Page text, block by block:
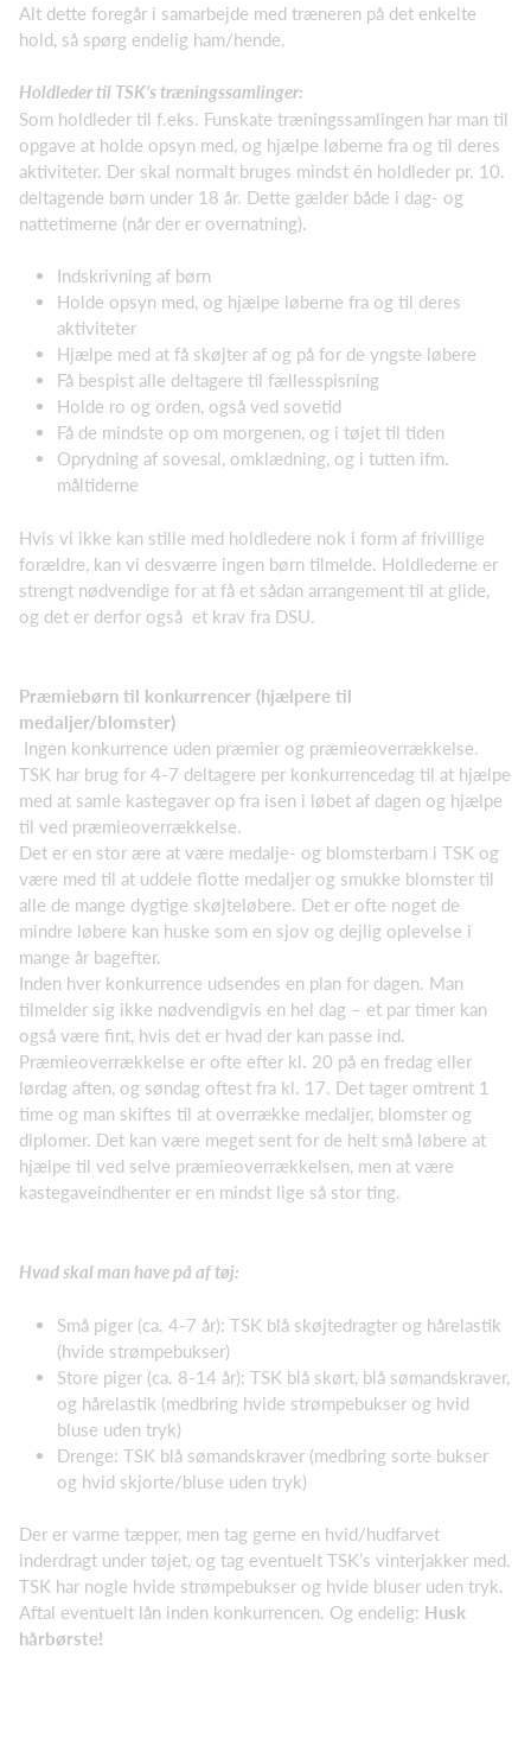
Alt dette foregår i samarbejde med træneren på det enkelte
hold, så spørg endelig ham/hende.
Holdleder til TSK’s træningssamlinger:
Som holdleder til f.eks. Funskate træningssamlingen har man til
opgave at holde opsyn med, og hjælpe løberne fra og til deres
aktiviteter. Der skal normalt bruges mindst én holdleder pr. 10.
deltagende børn under 18 år. Dette gælder både i dag- og
nattetimerne (når der er overnatning).
Indskrivning af børn
Holde opsyn med, og hjælpe løberne fra og til deres
aktiviteter
Hjælpe med at få skøjter af og på for de yngste løbere
Få bespist alle deltagere til fællesspisning
Holde ro og orden, også ved sovetid
Få de mindste op om morgenen, og i tøjet til tiden
Oprydning af sovesal, omklædning, og i tutten ifm.
måltiderne
Hvis vi ikke kan stille med holdledere nok i form af frivillige
forældre, kan vi desværre ingen børn tilmelde. Holdlederne er
strengt nødvendige for at få et sådan arrangement til at glide,
og det er derfor også et krav fra DSU.
Præmiebørn til konkurrencer (hjælpere til
medaljer/blomster)
Ingen konkurrence uden præmier og præmieoverrækkelse.
TSK har brug for 4-7 deltagere per konkurrencedag til at hjælpe
med at samle kastegaver op fra isen i løbet af dagen og hjælpe
til ved præmieoverrækkelse.
Det er en stor ære at være medalje- og blomsterbarn i TSK og
være med til at uddele flotte medaljer og smukke blomster til
alle de mange dygtige skøjteløbere. Det er ofte noget de
mindre løbere kan huske som en sjov og dejlig oplevelse i
mange år bagefter.
Inden hver konkurrence udsendes en plan for dagen. Man
tilmelder sig ikke nødvendigvis en hel dag – et par timer kan
også være fint, hvis det er hvad der kan passe ind.
Præmieoverrækkelse er ofte efter kl. 20 på en fredag eller
lørdag aften, og søndag oftest fra kl. 17. Det tager omtrent 1
time og man skiftes til at overrække medaljer, blomster og
diplomer. Det kan være meget sent for de helt små løbere at
hjælpe til ved selve præmieoverrækkelsen, men at være
kastegaveindhenter er en mindst lige så stor ting.
Hvad skal man have på af tøj:
Små piger (ca. 4-7 år): TSK blå skøjtedragter og hårelastik
(hvide strømpebukser)
Store piger (ca. 8-14 år): TSK blå skørt, blå sømandskraver,
og hårelastik (medbring hvide strømpebukser og hvid
bluse uden tryk)
Drenge: TSK blå sømandskraver (medbring sorte bukser
og hvid skjorte/bluse uden tryk)
Der er varme tæpper, men tag gerne en hvid/hudfarvet
inderdragt under tøjet, og tag eventuelt TSK’s vinterjakker med.
TSK har nogle hvide strømpebukser og hvide bluser uden tryk.
Aftal eventuelt lån inden konkurrencen. Og endelig: Husk
hårbørste!